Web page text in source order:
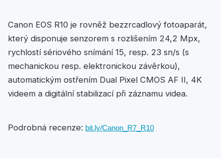
Canon EOS R10 je rovněž bezzrcadlový fotoaparát,
který disponuje senzorem s rozlišením 24,2 Mpx,
rychlostí sériového snímání 15, resp. 23 sn/s (s
mechanickou resp. elektronickou závěrkou),
automatickým ostřením Dual Pixel CMOS AF II, 4K
videem a digitální stabilizací při záznamu videa.
Podrobná recenze: bit.ly/Canon_R7_R10